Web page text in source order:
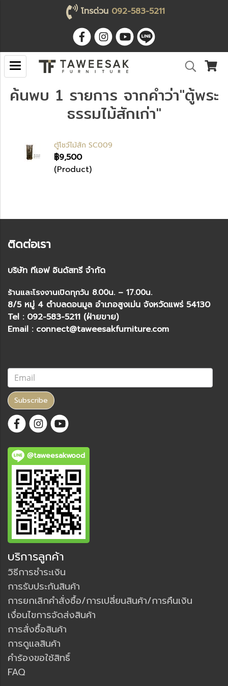
โทรด่วน 092-583-5211
ค้นพบ 1 รายการ จากคำว่า"ตู้พระ
ธรรมไม้สักเก่า"
ตู้โชว์ไม้สัก SC009
฿9,500
(Product)
ติดต่อเรา
บริษัท ทีเอฟ อินดัสทรี จำกัด
ร้านและโรงงานเปิดทุกวัน 8.00น. – 17.00น.
8/5 หมู่ 4 ตำบลดอนมูล อำเภอสูงเม่น จังหวัดแพร่ 54130
Tel : 092-583-5211 (ฝ่ายขาย)
Email : connect@taweesakfurniture.com
Subscribe
@taweesakwood
บริการลูกค้า
วิธีการชำระเงิน
การรับประกันสินค้า
การยกเลิกคำสั่งซื้อ/การเปลี่ยนสินค้า/การคืนเงิน
เงื่อนไขการจัดส่งสินค้า
การสั่งซื้อสินค้า
การดูแลสินค้า
คำร้องขอใช้สิทธิ์
FAQ